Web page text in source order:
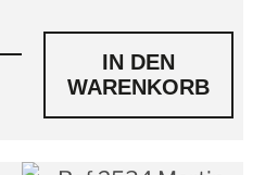
IN DEN
WARENKORB